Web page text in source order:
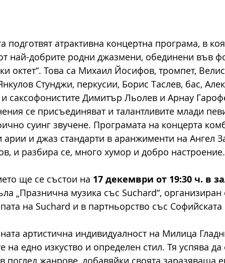
подготвят атрактивна концертна програма, в
най-добрите родни джазмени, обединени във
октет“. Това са Михаил Йосифов, тромпет,
Стунджи, перкусии, Борис Таслев, бас,
и саксофонистите Димитър Льолев и Арнау
се присъединяват и талантливите млади
суинг звучене. Програмата на концерта
арии и джаз стандарти в аранжименти на Ангел
и разбира се, много хумор и добро настроение.
ще се състои на 17 декември от 19:30 ч. в
„Празнична музика със Suchard“, организиран
на Suchard и в партньорство със
артистична индивидуалност на Милица
на едно изкуство и определен стил. Тя успява
поглед жанрове, добавяйки своята заразяваща